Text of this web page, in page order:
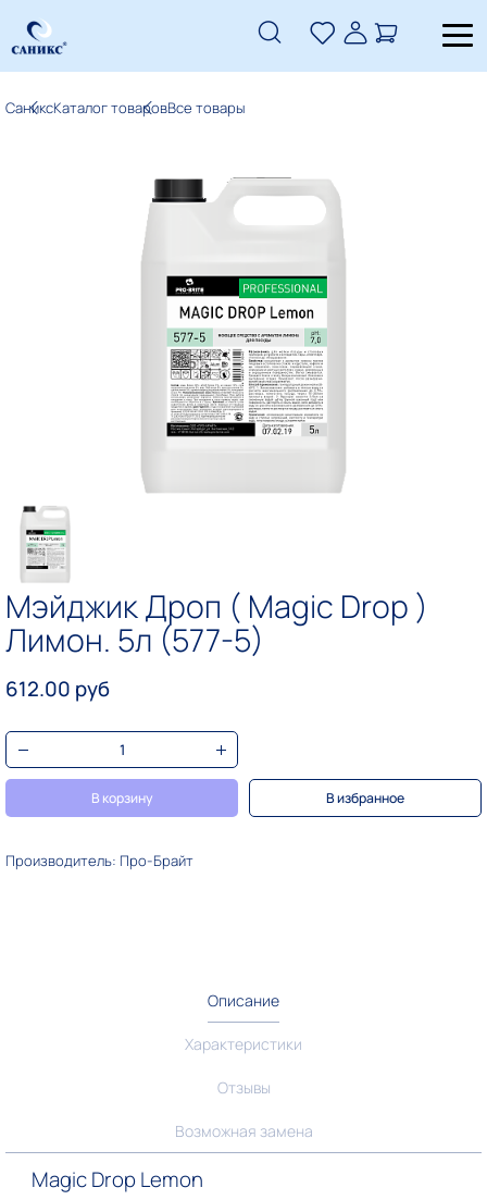
СаниксКаталог товаровВсе товары
Мэйджик Дроп ( Magic Drop )
Лимон. 5л (577-5)
612.00 руб
В корзину В избранное
Производитель: Про-Брайт
Описание
Характеристики
Отзывы
Возможная замена
Magic Drop Lemon